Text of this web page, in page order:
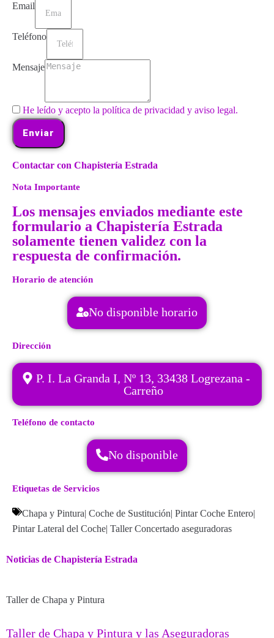
Email
Teléfono
Mensaje
He leído y acepto la política de privacidad y aviso legal.
Enviar
Contactar con Chapistería Estrada
Nota Importante
Los mensajes enviados mediante este
formulario a Chapistería Estrada
solamente tienen validez con la
respuesta de confirmación.
Horario de atención
No disponible horario
Dirección
P. I. La Granda I, Nº 13, 33438 Logrezana -
Carreño
Teléfono de contacto
No disponible
Etiquetas de Servicios
Chapa y Pintura| Coche de Sustitución| Pintar Coche Entero|
Pintar Lateral del Coche| Taller Concertado aseguradoras
Noticias de Chapistería Estrada
Taller de Chapa y Pintura
Taller de Chapa y Pintura y las Aseguradoras